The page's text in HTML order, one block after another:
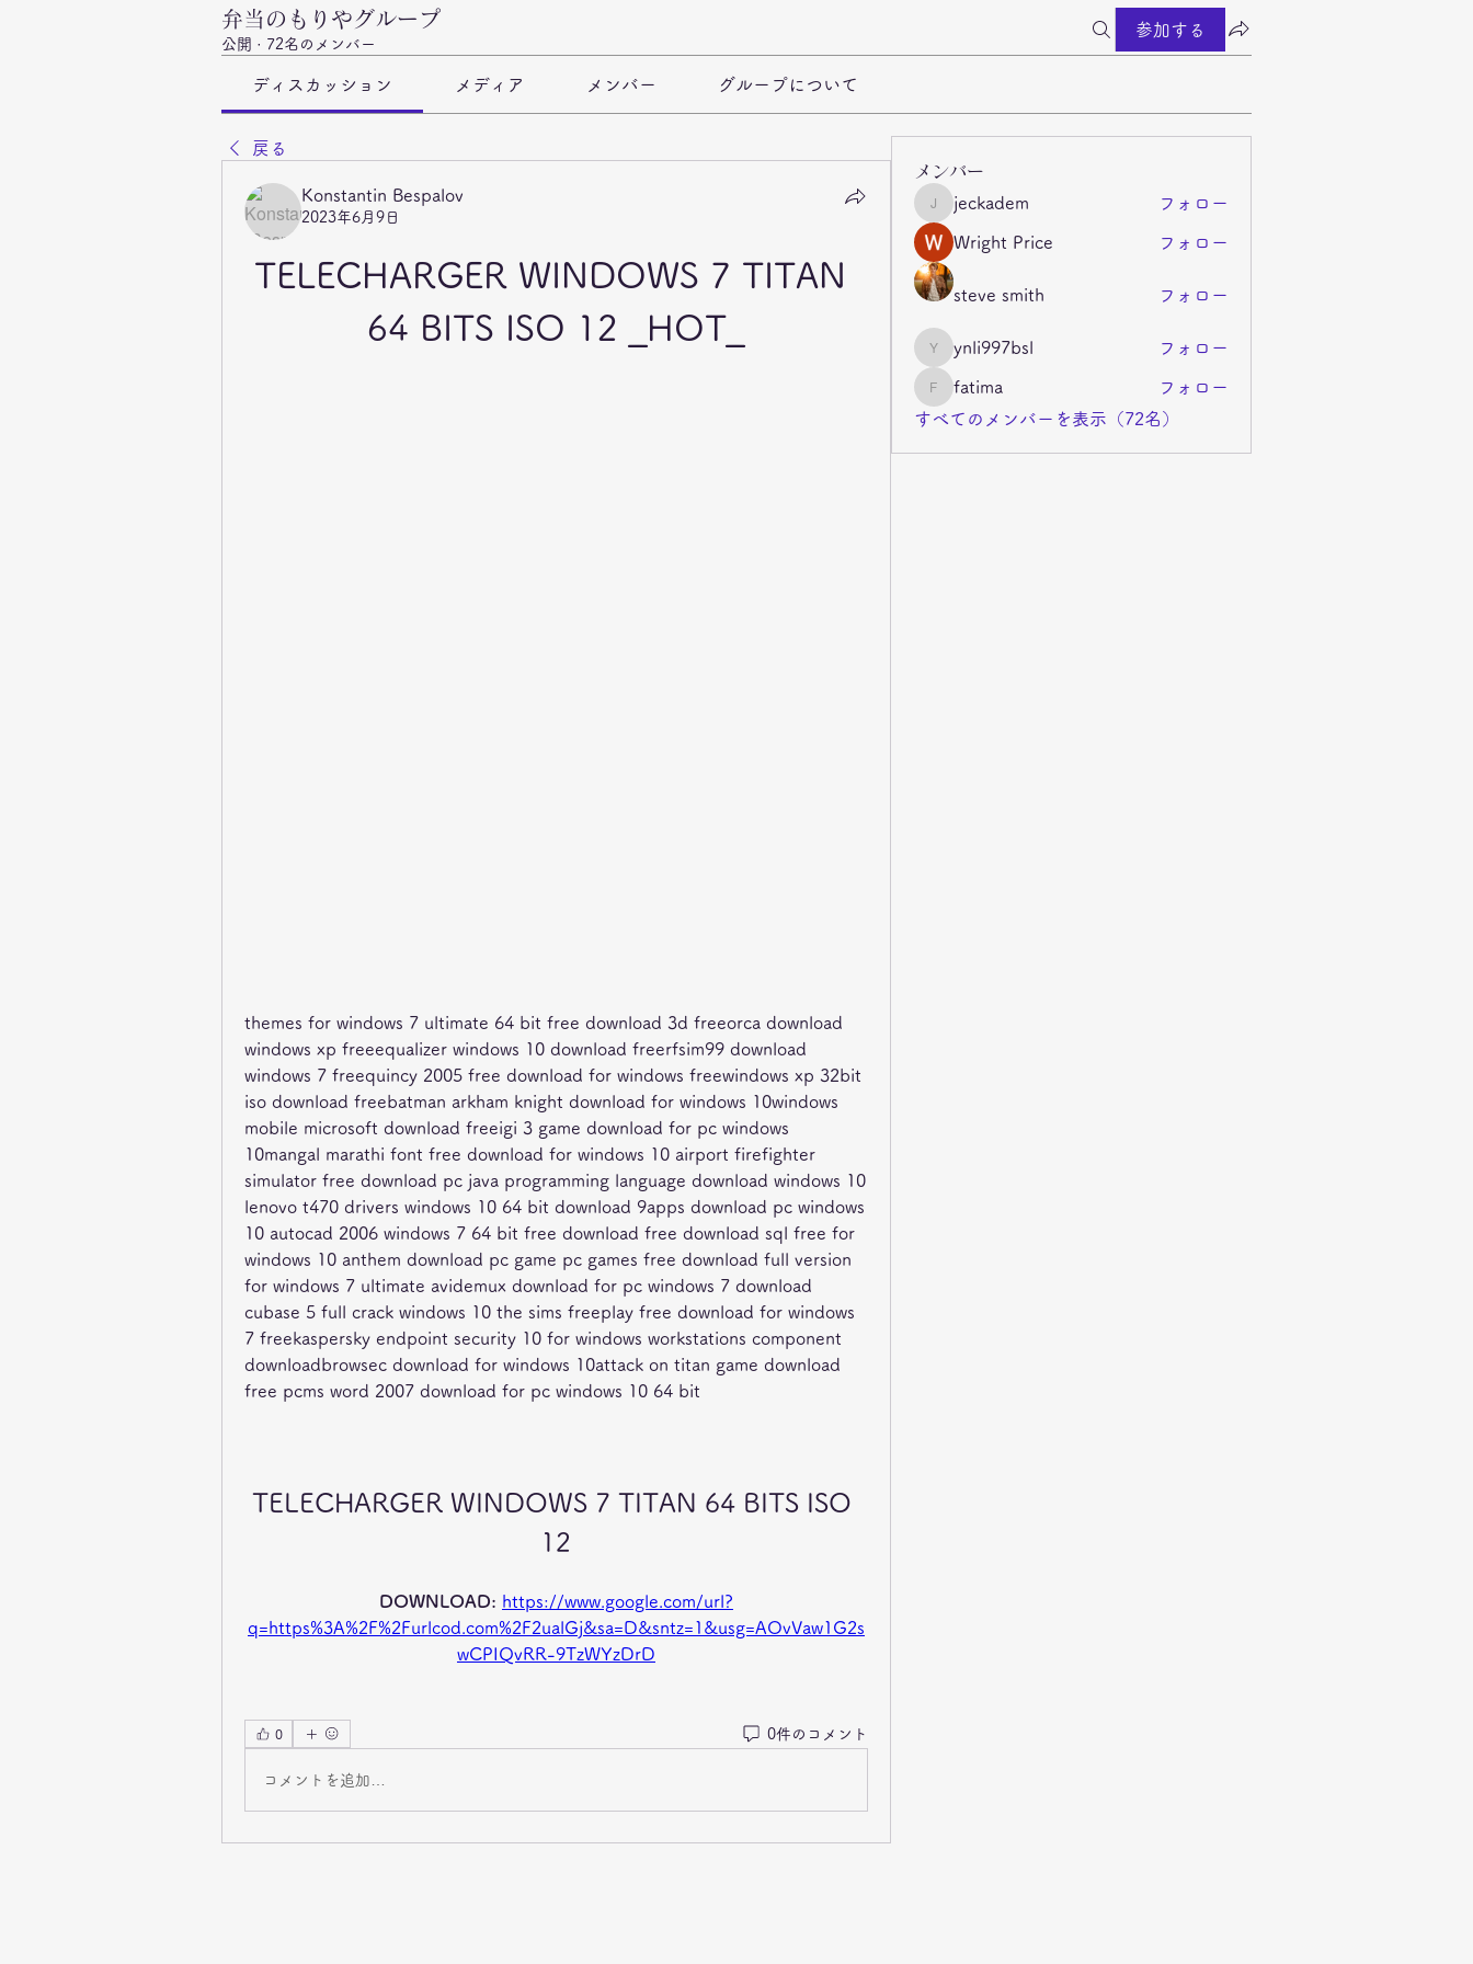
弁当のもりやグループ
公開 · 72名のメンバー
参加する
ディスカッション メディア メンバー グループについて
戻る
Konstantin Bespalov
2023年6月9日
TELECHARGER WINDOWS 7 TITAN
64 BITS ISO 12 _HOT_
themes for windows 7 ultimate 64 bit free download 3d freeorca download
windows xp freeequalizer windows 10 download freerfsim99 download
windows 7 freequincy 2005 free download for windows freewindows xp 32bit
iso download freebatman arkham knight download for windows 10windows
mobile microsoft download freeigi 3 game download for pc windows
10mangal marathi font free download for windows 10 airport firefighter
simulator free download pc java programming language download windows 10
lenovo t470 drivers windows 10 64 bit download 9apps download pc windows
10 autocad 2006 windows 7 64 bit free download free download sql free for
windows 10 anthem download pc game pc games free download full version
for windows 7 ultimate avidemux download for pc windows 7 download
cubase 5 full crack windows 10 the sims freeplay free download for windows
7 freekaspersky endpoint security 10 for windows workstations component
downloadbrowsec download for windows 10attack on titan game download
free pcms word 2007 download for pc windows 10 64 bit
TELECHARGER WINDOWS 7 TITAN 64 BITS ISO
12
DOWNLOAD: https://www.google.com/url?
q=https%3A%2F%2Furlcod.com%2F2ualGj&sa=D&sntz=1&usg=AOvVaw1G2s
wCPIQvRR-9TzWYzDrD
0 0件のコメント
コメントを追加…
メンバー
jeckadem
jeckadem フォロー
Wright Price フォロー
steve smith フォロー
ynli997bsl
ynli997bsl フォロー
fatima
fatima
フォロー
すべてのメンバーを表示（72名）